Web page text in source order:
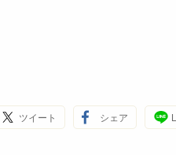
ツイート シェア